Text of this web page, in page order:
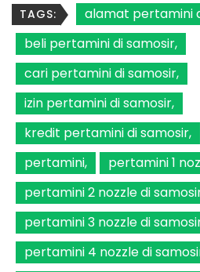
TAGS:
alamat pertamini
beli pertamini di samosir
cari pertamini di samosir
izin pertamini di samosir
kredit pertamini di samosir
pertamini
pertamini 1
pertamini 2 nozzle di
pertamini 3 nozzle di
pertamini 4 nozzle di